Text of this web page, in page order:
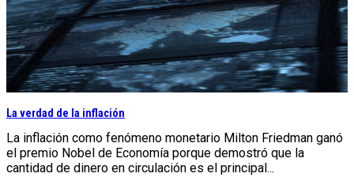
La verdad de la inflación
La inflación como fenómeno monetario Milton Friedman ganó
el premio Nobel de Economía porque demostró que la
cantidad de dinero en circulación es el principal...